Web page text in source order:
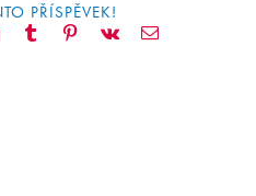
PŘÍSPĚVEK!
TumblrPinterestVk E-